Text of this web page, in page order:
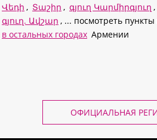
Վեդի , Տաշիր , գյուղ Կարմիրգյուղ ,
գյուղ. Ավշար , ... посмотреть
в остальных городах Армении
ОФИЦИАЛЬНАЯ